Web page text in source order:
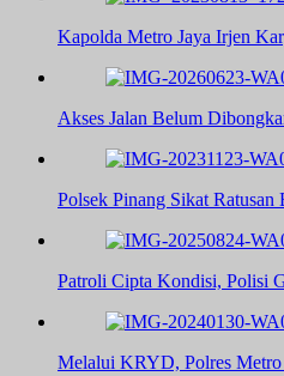
Kapolda Metro Jaya Irjen
Akses Jalan Belum
Polsek Pinang Sikat
Patroli Cipta Kondisi, Polisi
Melalui KRYD, Polres